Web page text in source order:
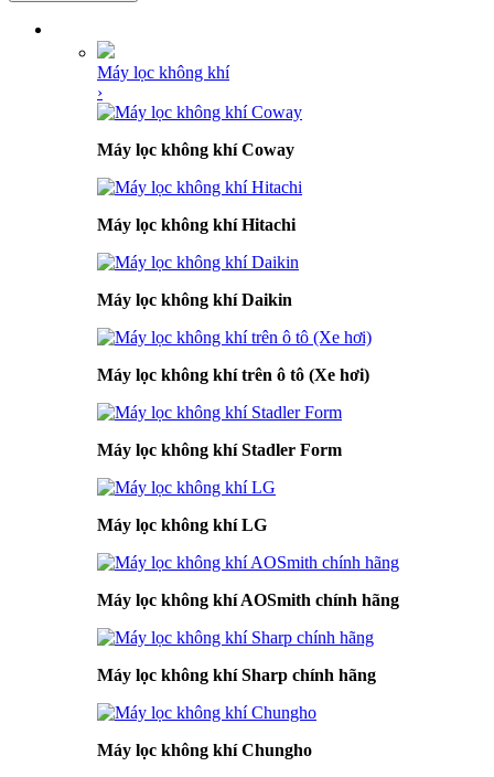
Máy lọc không khí
›
Máy lọc không khí Coway
Máy lọc không khí Hitachi
Máy lọc không khí Daikin
Máy lọc không khí trên ô tô (Xe hơi)
Máy lọc không khí Stadler Form
Máy lọc không khí LG
Máy lọc không khí AOSmith chính hãng
Máy lọc không khí Sharp chính hãng
Máy lọc không khí Chungho